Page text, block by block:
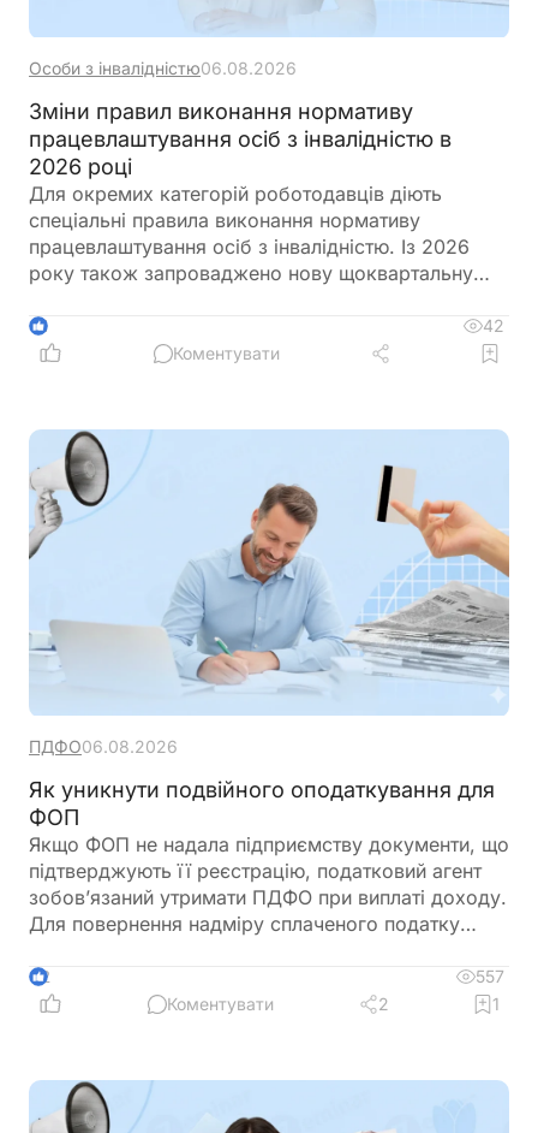
Особи з інвалідністю06.08.2026
Зміни правил виконання нормативу
працевлаштування осіб з інвалідністю в
2026 році
Для окремих категорій роботодавців діють
спеціальні правила виконання нормативу
працевлаштування осіб з інвалідністю. Із 2026
року також запроваджено нову щоквартальну
внеску у разі невиконання нормативу
1
42
Коментувати
ПДФО06.08.2026
Як уникнути подвійного оподаткування для
ФОП
Якщо ФОП не надала підприємству документи, що
підтверджують її реєстрацію, податковий агент
зобов’язаний утримати ПДФО при виплаті доходу.
Для повернення надміру сплаченого податку
доходи, де відображає отриманий дохід та
утриманий податок. Податкова служба, після
2
557
Коментувати
2 1